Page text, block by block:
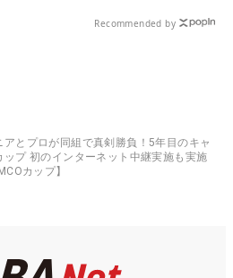
Recommended by
アとプロが同組で真剣勝負！5年目のキャ
ップ 初のインターネット中継実施も実施
カップ】